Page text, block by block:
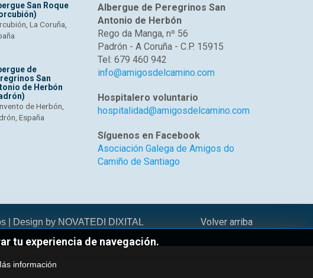
San Roque
La Coruña,
de
San
de Herbón
de Herbón,
España
Albergue de Peregrinos San
Antonio de Herbón
Rego da Manga, nº 56
Padrón - A Coruña - C.P. 15915
Tel: 679 460 942
info@amigosdelcamino.com
Hospitalero voluntario
hospitalidad@amigosdelcamino.com
Síguenos en Facebook
Asociación Galega de Amigos do
Camiño de Santiago
Volver arriba
| Design by NOVATEDI DIXITAL
tu experiencia de navegación.
información